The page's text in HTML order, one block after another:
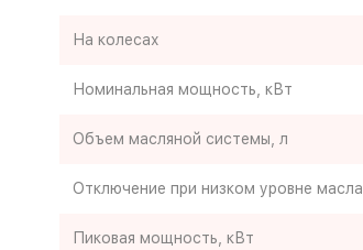
На колесах
Номинальная мощность, кВт
Объем масляной системы, л
Отключение при низком уровне масла
Пиковая мощность, кВт